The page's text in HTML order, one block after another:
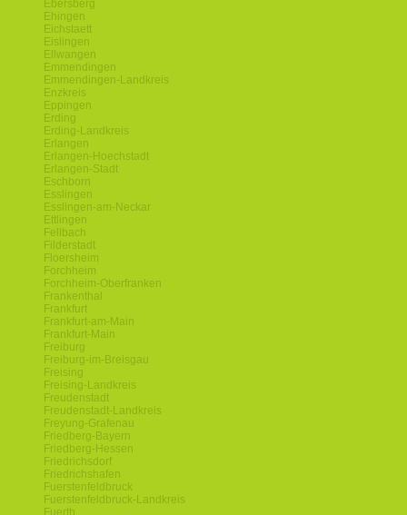
Ebersberg
Ehingen
Eichstaett
Eislingen
Ellwangen
Emmendingen
Emmendingen-Landkreis
Enzkreis
Eppingen
Erding
Erding-Landkreis
Erlangen
Erlangen-Hoechstadt
Erlangen-Stadt
Eschborn
Esslingen
Esslingen-am-Neckar
Ettlingen
Fellbach
Filderstadt
Floersheim
Forchheim
Forchheim-Oberfranken
Frankenthal
Frankfurt
Frankfurt-am-Main
Frankfurt-Main
Freiburg
Freiburg-im-Breisgau
Freising
Freising-Landkreis
Freudenstadt
Freudenstadt-Landkreis
Freyung-Grafenau
Friedberg-Bayern
Friedberg-Hessen
Friedrichsdorf
Friedrichshafen
Fuerstenfeldbruck
Fuerstenfeldbruck-Landkreis
Fuerth